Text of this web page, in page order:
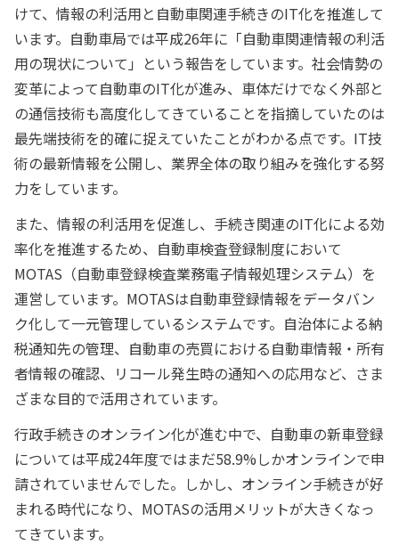
けて、情報の利活用と自動車関連手続きのIT化を推進して
います。自動車局では平成26年に「自動車関連情報の利活
用の現状について」という報告をしています。社会情勢の
変革によって自動車のIT化が進み、車体だけでなく外部と
の通信技術も高度化してきていることを指摘していたのは
最先端技術を的確に捉えていたことがわかる点です。IT技
術の最新情報を公開し、業界全体の取り組みを強化する努
力をしています。
また、情報の利活用を促進し、手続き関連のIT化による効
率化を推進するため、自動車検査登録制度において
MOTAS（自動車登録検査業務電子情報処理システム）を
運営しています。MOTASは自動車登録情報をデータバン
ク化して一元管理しているシステムです。自治体による納
税通知先の管理、自動車の売買における自動車情報・所有
者情報の確認、リコール発生時の通知への応用など、さま
ざまな目的で活用されています。
行政手続きのオンライン化が進む中で、自動車の新車登録
については平成24年度ではまだ58.9%しかオンラインで申
請されていませんでした。しかし、オンライン手続きが好
まれる時代になり、MOTASの活用メリットが大きくなっ
てきています。